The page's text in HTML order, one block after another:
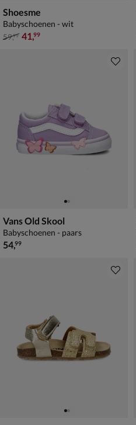
Shoesme
Babyschoenen - wit
van € 59,99 voor € 41,99
59,99 41,99
Vans Old Skool
Babyschoenen - paars
€ 54,99
54,99